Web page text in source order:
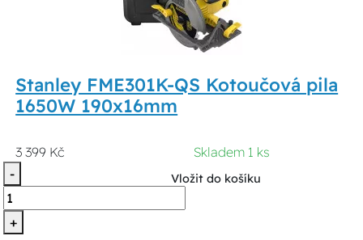
Stanley FME301K-QS Kotoučová pila
1650W 190x16mm
3 399 Kč
Skladem 1 ks
-
+
Vložit do košíku